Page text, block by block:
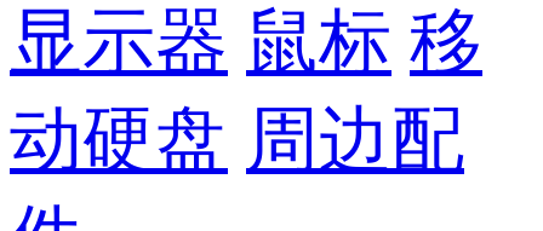
显示器 鼠标 移
动硬盘 周边配